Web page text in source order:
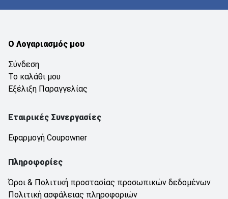
Ο Λογαριασμός μου
Σύνδεση
Το καλάθι μου
Εξέλιξη Παραγγελίας
Εταιρικές Συνεργασίες
Εφαρμογή Coupowner
Πληροφορίες
Όροι & Πολιτική προστασίας προσωπικών δεδομένων
Πολιτική ασφάλειας πληροφοριών